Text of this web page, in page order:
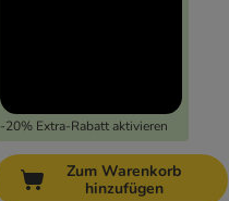
-20% Extra-Rabatt aktivieren
Zum Warenkorb
hinzufügen